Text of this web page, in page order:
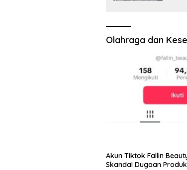
Olahraga dan
Akun Tiktok Fallin
Skandal Dugaan